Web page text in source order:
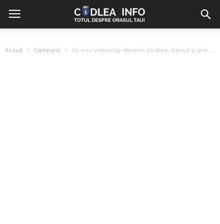
Acasă Campanii Un nou videoclip despre Codlea, trecut și prezent